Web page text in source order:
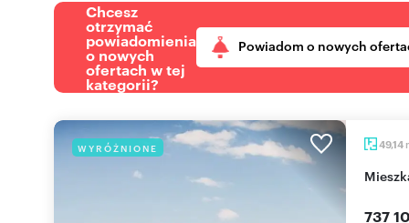
Chcesz
otrzymać
powiadomienia
o nowych
ofertach w tej
kategorii?
Powiadom o nowych
WYRÓŻNIONE 49,14
737